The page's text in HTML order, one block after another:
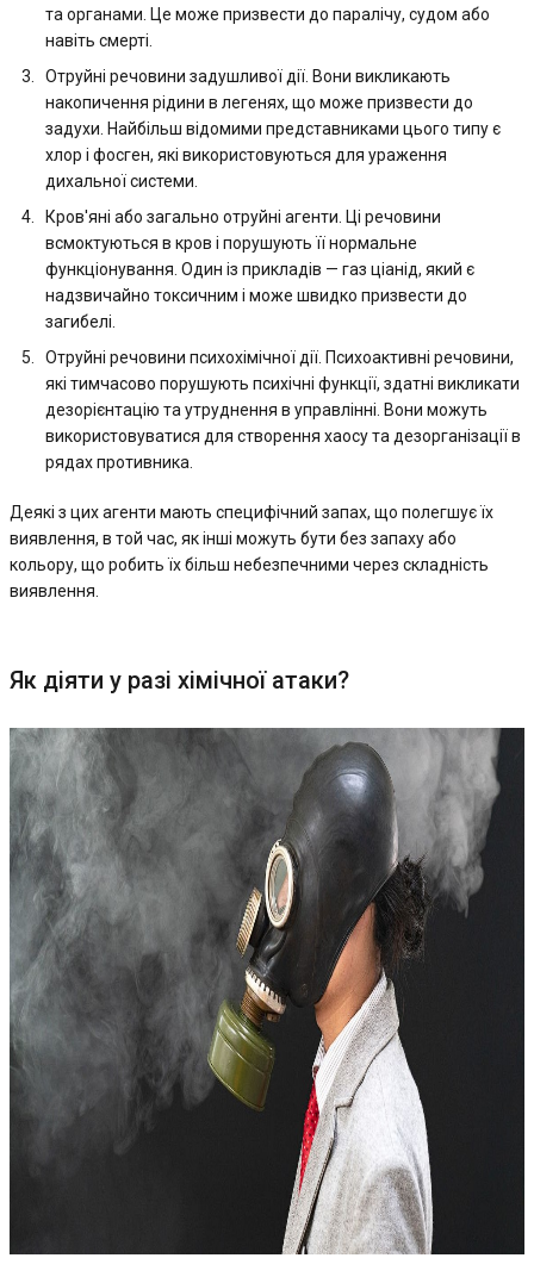
та органами. Це може призвести до паралічу, судом або
навіть смерті.
Отруйні речовини задушливої дії. Вони викликають
накопичення рідини в легенях, що може призвести до
задухи. Найбільш відомими представниками цього типу є
хлор і фосген, які використовуються для ураження
дихальної системи.
Кров'яні або загально отруйні агенти. Ці речовини
всмоктуються в кров і порушують її нормальне
функціонування. Один із прикладів — газ ціанід, який є
надзвичайно токсичним і може швидко призвести до
загибелі.
Отруйні речовини психохімічної дії. Психоактивні речовини,
які тимчасово порушують психічні функції, здатні викликати
дезорієнтацію та утруднення в управлінні. Вони можуть
використовуватися для створення хаосу та дезорганізації в
рядах противника.
Деякі з цих агенти мають специфічний запах, що полегшує їх
виявлення, в той час, як інші можуть бути без запаху або
кольору, що робить їх більш небезпечними через складність
виявлення.
Як діяти у разі хімічної атаки?